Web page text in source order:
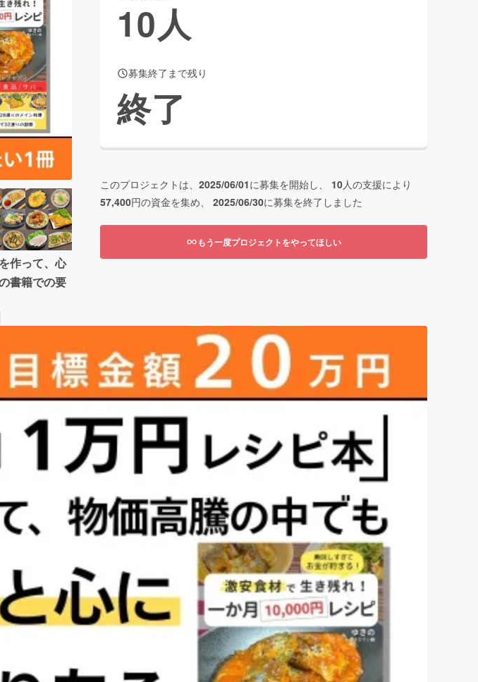
CAMPFIRE Creation
machi-ya
作って、心
書籍での要
10人
募集終了まで残り
終了
このプロジェクトは、 2025/06/01に募集を開始し、 10人の支援により
57,400円の資金を集め、 2025/06/30に募集を終了しました
もう一度プロジェクトをやってほしい